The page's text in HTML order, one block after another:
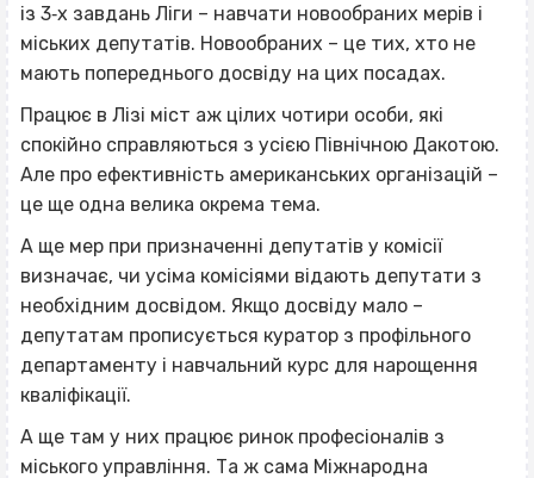
із 3‐х завдань Ліги – навчати новообраних мерів і
міських депутатів. Новообраних – це тих, хто не
мають попереднього досвіду на цих посадах.
Працює в Лізі міст аж цілих чотири особи, які
спокійно справляються з усією Північною Дакотою.
Але про ефективність американських організацій –
це ще одна велика окрема тема.
А ще мер при призначенні депутатів у комісії
визначає, чи усіма комісіями відають депутати з
необхідним досвідом. Якщо досвіду мало –
депутатам прописується куратор з профільного
департаменту і навчальний курс для нарощення
кваліфікації.
А ще там у них працює ринок професіоналів з
міського управління. Та ж сама Міжнародна